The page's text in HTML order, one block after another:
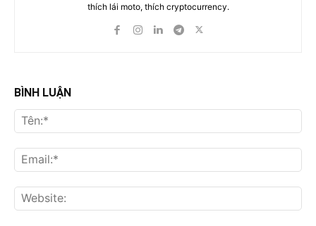
thích lái moto, thích cryptocurrency.
BÌNH LUẬN